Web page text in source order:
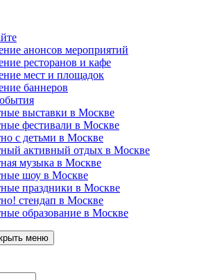
анонсов мероприятий
ресторанов и кафе
мест и площадок
баннеров
выставки в Москве
фестивали в Москве
с детьми в Москве
активный отдых в Москве
музыка в Москве
шоу в Москве
праздники в Москве
стендап в Москве
образование в Москве
меню